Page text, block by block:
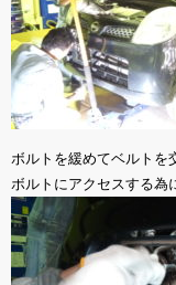
ボルトを緩めてベルトを
ボルトにアクセスする為